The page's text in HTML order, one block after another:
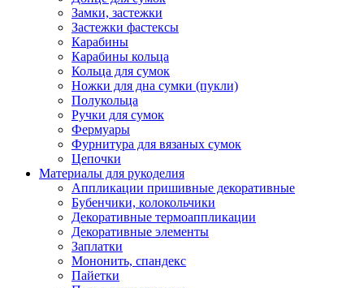
Замки, застежки
Застежки фастексы
Карабины
Карабины кольца
Кольца для сумок
Ножки для дна сумки (пукли)
Полукольца
Ручки для сумок
Фермуары
Фурнитура для вязаных сумок
Цепочки
Материалы для рукоделия
Аппликации пришивные декоративные
Бубенчики, колокольчики
Декоративные термоаппликации
Декоративные элементы
Заплатки
Мононить, спандекс
Пайетки